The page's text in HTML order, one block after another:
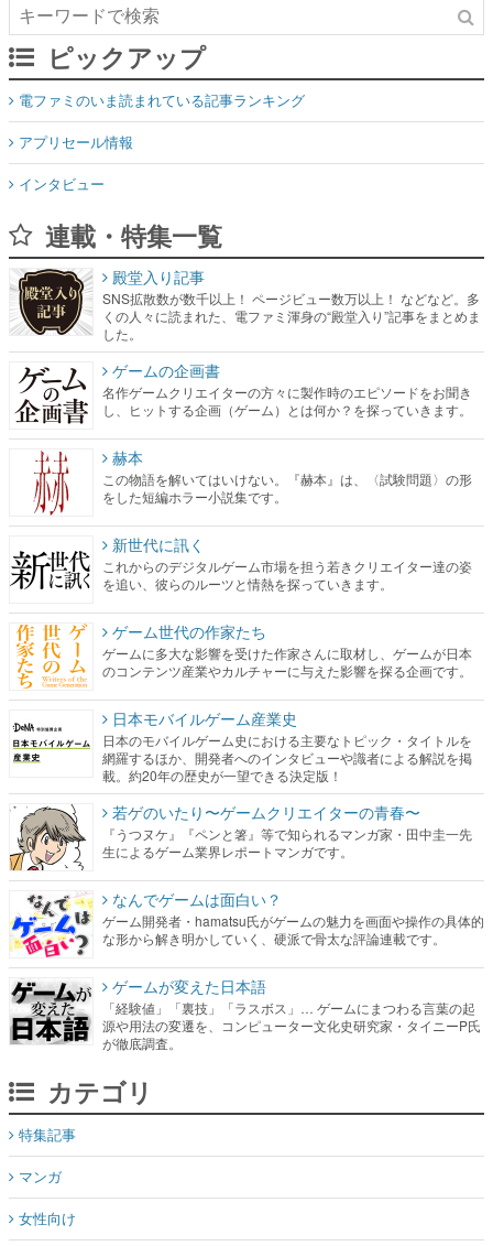
ピックアップ
電ファミのいま読まれている記事ランキング
アプリセール情報
インタビュー
連載・特集一覧
殿堂入り記事
SNS拡散数が数千以上！ ページビュー数万以上！ などなど。多
くの人々に読まれた、電ファミ渾身の“殿堂入り”記事をまとめま
した。
ゲームの企画書
名作ゲームクリエイターの方々に製作時のエピソードをお聞き
し、ヒットする企画（ゲーム）とは何か？を探っていきます。
赫本
この物語を解いてはいけない。『赫本』は、〈試験問題〉の形
をした短編ホラー小説集です。
新世代に訊く
これからのデジタルゲーム市場を担う若きクリエイター達の姿
を追い、彼らのルーツと情熱を探っていきます。
ゲーム世代の作家たち
ゲームに多大な影響を受けた作家さんに取材し、ゲームが日本
のコンテンツ産業やカルチャーに与えた影響を探る企画です。
日本モバイルゲーム産業史
日本のモバイルゲーム史における主要なトピック・タイトルを
網羅するほか、開発者へのインタビューや識者による解説を掲
載。約20年の歴史が一望できる決定版！
若ゲのいたり〜ゲームクリエイターの青春〜
『うつヌケ』『ペンと箸』等で知られるマンガ家・田中圭一先
生によるゲーム業界レポートマンガです。
なんでゲームは面白い？
ゲーム開発者・hamatsu氏がゲームの魅力を画面や操作の具体的
な形から解き明かしていく、硬派で骨太な評論連載です。
ゲームが変えた日本語
「経験値」「裏技」「ラスボス」… ゲームにまつわる言葉の起
源や用法の変遷を、コンピューター文化史研究家・タイニーP氏
が徹底調査。
カテゴリ
特集記事
マンガ
女性向け